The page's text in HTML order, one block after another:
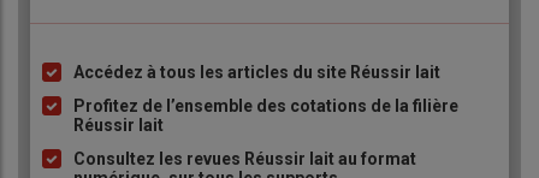
Liste
à
puce
Accédez à tous les articles du site Réussir lait
Profitez de l’ensemble des cotations de la filière
Réussir lait
Consultez les revues Réussir lait au format